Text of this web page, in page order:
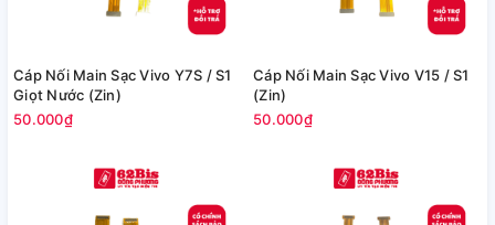
Cáp Nối Main Sạc Vivo Y7S / S1
Giọt Nước (Zin)
50.000₫
Cáp Nối Main Sạc Vivo V15 / S1
(Zin)
50.000₫